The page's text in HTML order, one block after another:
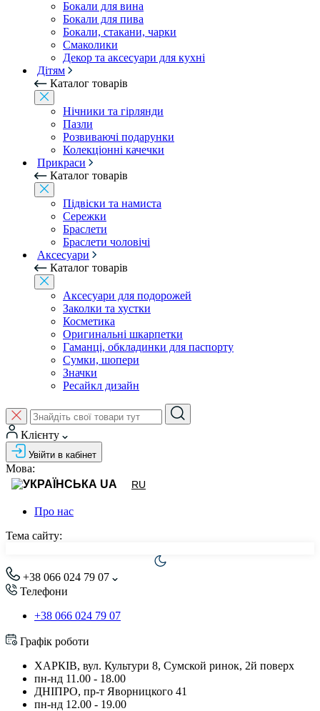
Бокали для вина
Бокали для пива
Бокали, стакани, чарки
Смаколики
Декор та аксесуари для кухні
Дітям
Каталог товарів
Нічники та гірлянди
Пазли
Розвиваючі подарунки
Колекціонні качечки
Прикраси
Каталог товарів
Підвіски та намиста
Сережки
Браслети
Браслети чоловічі
Аксесуари
Каталог товарів
Аксесуари для подорожей
Заколки та хустки
Косметика
Оригинальні шкарпетки
Гаманці, обкладинки для паспорту
Сумки, шопери
Значки
Ресайкл дизайн
Клієнту
Увійти в кабінет
Мова:
UA
RU
Про нас
Тема сайту:
+38 066 024 79 07
Телефони
+38 066 024 79 07
Графік роботи
ХАРКІВ, вул. Культури 8, Сумской ринок, 2й поверх
пн-нд 11.00 - 18.00
ДНІПРО, пр-т Яворницкого 41
пн-нд 12.00 - 19.00